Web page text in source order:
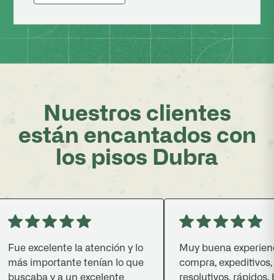
Nuestros clientes
están encantados con
los pisos Dubra
excelente la atención y lo
importante tenían lo que
y a un excelente
Muy buena experiencia
compra, expeditivos,
resolutivos, rápidos,